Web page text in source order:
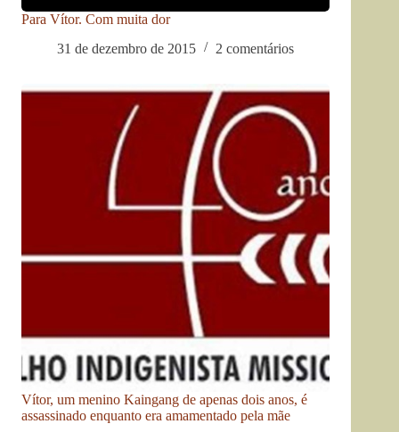
Para Vítor. Com muita dor
31 de dezembro de 2015
2 comentários
Vítor, um menino Kaingang de apenas dois anos, é
assassinado enquanto era amamentado pela mãe